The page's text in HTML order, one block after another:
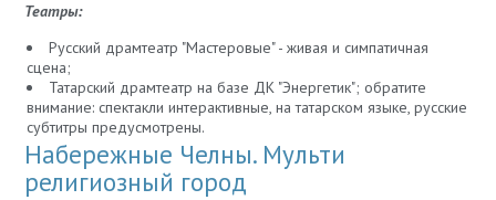
Театры:
Русский драмтеатр "Мастеровые" - живая и симпатичная
сцена;
Татарский драмтеатр на базе ДК "Энергетик"; обратите
внимание: спектакли интерактивные, на татарском языке, русские
субтитры предусмотрены.
Набережные Челны. Мульти
религиозный город